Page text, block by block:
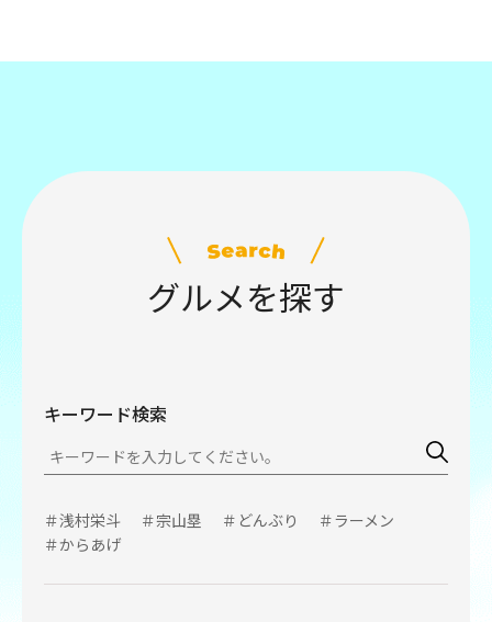
グルメを探す
キーワード検索
＃浅村栄斗 ＃宗山塁 ＃どんぶり
＃ラーメン
＃からあげ